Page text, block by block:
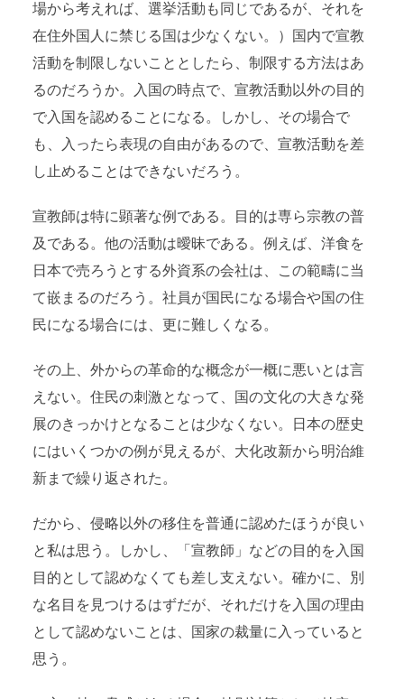
場から考えれば、選挙活動も同じであるが、それを
在住外国人に禁じる国は少なくない。）国内で宣教
活動を制限しないこととしたら、制限する方法はあ
るのだろうか。入国の時点で、宣教活動以外の目的
で入国を認めることになる。しかし、その場合で
も、入ったら表現の自由があるので、宣教活動を差
し止めることはできないだろう。
宣教師は特に顕著な例である。目的は専ら宗教の普
及である。他の活動は曖昧である。例えば、洋食を
日本で売ろうとする外資系の会社は、この範疇に当
て嵌まるのだろう。社員が国民になる場合や国の住
民になる場合には、更に難しくなる。
その上、外からの革命的な概念が一概に悪いとは言
えない。住民の刺激となって、国の文化の大きな発
展のきっかけとなることは少なくない。日本の歴史
にはいくつかの例が見えるが、大化改新から明治維
新まで繰り返された。
だから、侵略以外の移住を普通に認めたほうが良い
と私は思う。しかし、「宣教師」などの目的を入国
目的として認めなくても差し支えない。確かに、別
な名目を見つけるはずだが、それだけを入国の理由
として認めないことは、国家の裁量に入っていると
思う。